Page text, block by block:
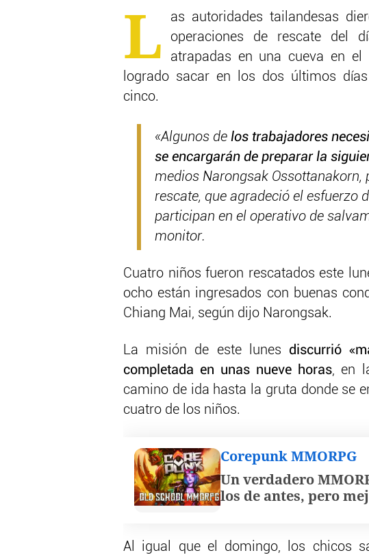
L
as autoridades tailandesas
operaciones de rescate del
atrapadas en una cueva en
logrado sacar en los dos últimos
cinco.
«Algunos de los trabajadores
se encargarán de preparar la
medios Narongsak Ossottanakorn,
rescate, que agradeció el esfuerzo
participan en el operativo de
monitor.
Cuatro niños fueron rescatados este
ocho están ingresados con buenas
Chiang Mai, según dijo Narongsak.
La misión de este lunes discurrió
completada en unas nueve horas, en
camino de ida hasta la gruta donde se
cuatro de los niños.
Corepunk MMORPG
Un verdadero
los de antes, pero
Al igual que el domingo, los chicos